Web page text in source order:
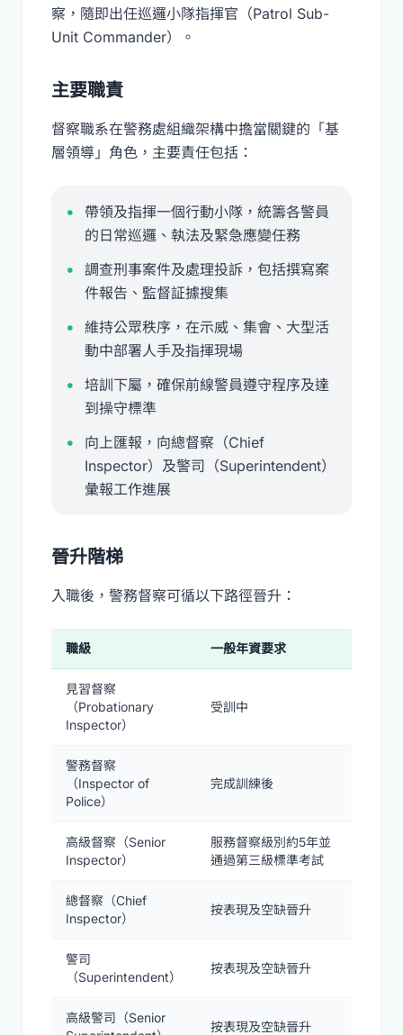
察，隨即出任巡邏小隊指揮官（Patrol Sub-
Unit Commander）。
主要職責
督察職系在警務處組織架構中擔當關鍵的「基
層領導」角色，主要責任包括：
帶領及指揮一個行動小隊，統籌各警員
的日常巡邏、執法及緊急應變任務
調查刑事案件及處理投訴，包括撰寫案
件報告、監督証據搜集
維持公眾秩序，在示威、集會、大型活
動中部署人手及指揮現場
培訓下屬，確保前線警員遵守程序及達
到操守標準
向上匯報，向總督察（Chief
Inspector）及警司（Superintendent）
彙報工作進展
晉升階梯
入職後，警務督察可循以下路徑晉升：
職級 一般年資要求
見習督察
（Probationary
Inspector）
受訓中
警務督察
（Inspector of
Police）
完成訓練後
高級督察（Senior
Inspector）
服務督察級別約5年並
通過第三級標準考試
總督察（Chief
Inspector）
按表現及空缺晉升
警司
（Superintendent）
按表現及空缺晉升
高級警司（Senior
按表現及空缺晉升